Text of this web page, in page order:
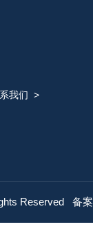
我们 >
Reserved 备